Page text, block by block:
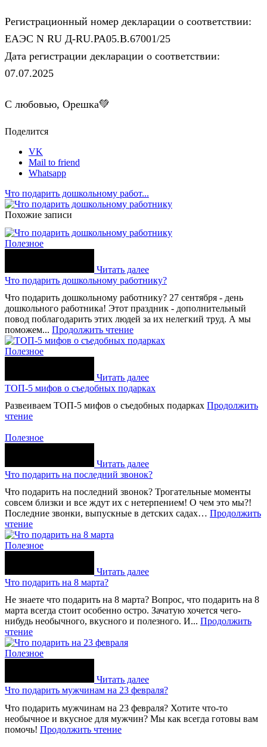
Регистрационный номер декларации о соответствии:
ЕАЭС N RU Д-RU.РА05.В.67001/25
Дата регистрации декларации о соответствии:
07.07.2025
С любовью, Орешка💚
Поделится
VK
Mail to friend
Whatsapp
Что подарить дошкольному работ...
Похожие записи
Полезное
Читать далее
Что подарить дошкольному работнику?
Что подарить дошкольному работнику? 27 сентября - день
дошкольного работника! Этот праздник - дополнительный
повод поблагодарить этих людей за их нелегкий труд. А мы
поможем... Продолжить чтение
Полезное
Читать далее
ТОП-5 мифов о съедобных подарках
Развеиваем ТОП-5 мифов о съедобных подарках Продолжить
чтение
Полезное
Читать далее
Что подарить на последний звонок?
Что подарить на последний звонок? Трогательные моменты
совсем близки и все ждут их с нетерпением! О чем это мы?!
Последние звонки, выпускные в детских садах… Продолжить
чтение
Полезное
Читать далее
Что подарить на 8 марта?
Не знаете что подарить на 8 марта? Вопрос, что подарить на 8
марта всегда стоит особенно остро. Зачатую хочется чего-
нибудь необычного, вкусного и полезного. И... Продолжить
чтение
Полезное
Читать далее
Что подарить мужчинам на 23 февраля?
Что подарить мужчинам на 23 февраля? Хотите что-то
необычное и вкусное для мужчин? Мы как всегда готовы вам
помочь! Продолжить чтение